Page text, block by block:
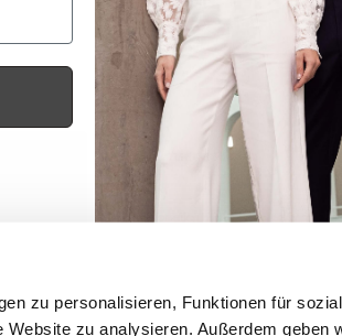
zu personalisieren, Funktionen für
zu analysieren. Außerdem geben
Kundenservice
Newsletter
Händler Login